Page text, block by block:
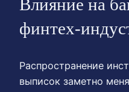
Влияние на
финтех-
Распространение
выписок заметно